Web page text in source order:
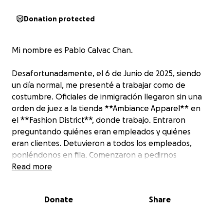
Donation protected
Mi nombre es Pablo Calvac Chan.
Desafortunadamente, el 6 de Junio de 2025, siendo
un día normal, me presenté a trabajar como de
costumbre. Oficiales de inmigración llegaron sin una
orden de juez a la tienda **Ambiance Apparel** en
el **Fashion District**, donde trabajo. Entraron
preguntando quiénes eran empleados y quiénes
eran clientes. Detuvieron a todos los empleados,
poniéndonos en fila. Comenzaron a pedirnos
información personal y a preguntar si éramos
Cuando algunos compañeros intentaron preguntar
Read more
Donate Share